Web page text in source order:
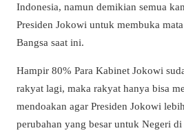
Indonesia, namun demikian semua
Presiden Jokowi untuk membuka
Bangsa saat ini.
Hampir 80% Para Kabinet Jokowi
rakyat lagi, maka rakyat hanya bisa
mendoakan agar Presiden Jokowi
perubahan yang besar untuk Negeri